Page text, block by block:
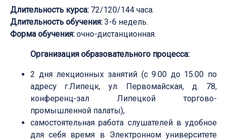
Длительность курса: 72/120/144 часа.
Длительность обучения: 3-6 недель.
Форма обучения: очно-дистанционная.
Организация образовательного процесса:
2 дня лекционных занятий (с 9.00 до 15.00 по
адресу г.Липецк, ул. Первомайская, д. 78,
конференц-зал Липецкой торгово-
промышленной палаты),
самостоятельная работа слушателей в удобное
для себя время в Электронном университете